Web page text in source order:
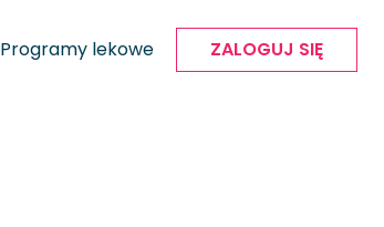
Programy lekowe ZALOGUJ SIĘ